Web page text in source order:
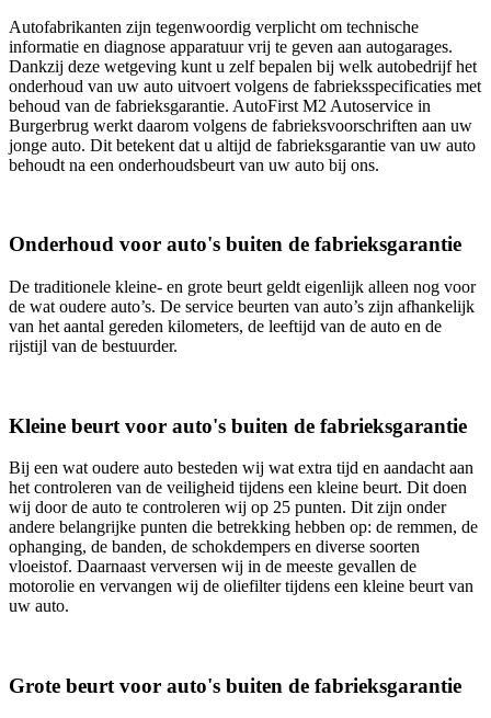
Autofabrikanten zijn tegenwoordig verplicht om technische
informatie en diagnose apparatuur vrij te geven aan autogarages.
Dankzij deze wetgeving kunt u zelf bepalen bij welk autobedrijf het
onderhoud van uw auto uitvoert volgens de fabrieksspecificaties met
behoud van de fabrieksgarantie. AutoFirst M2 Autoservice in
Burgerbrug werkt daarom volgens de fabrieksvoorschriften aan uw
jonge auto. Dit betekent dat u altijd de fabrieksgarantie van uw auto
behoudt na een onderhoudsbeurt van uw auto bij ons.
Onderhoud voor auto's buiten de fabrieksgarantie
De traditionele kleine- en grote beurt geldt eigenlijk alleen nog voor
de wat oudere auto’s. De service beurten van auto’s zijn afhankelijk
van het aantal gereden kilometers, de leeftijd van de auto en de
rijstijl van de bestuurder.
Kleine beurt voor auto's buiten de fabrieksgarantie
Bij een wat oudere auto besteden wij wat extra tijd en aandacht aan
het controleren van de veiligheid tijdens een kleine beurt. Dit doen
wij door de auto te controleren wij op 25 punten. Dit zijn onder
andere belangrijke punten die betrekking hebben op: de remmen, de
ophanging, de banden, de schokdempers en diverse soorten
vloeistof. Daarnaast verversen wij in de meeste gevallen de
motorolie en vervangen wij de oliefilter tijdens een kleine beurt van
uw auto.
Grote beurt voor auto's buiten de fabrieksgarantie